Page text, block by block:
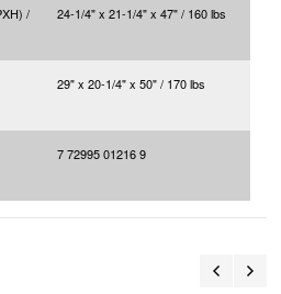
/
24-1/4" x 21-1/4" x 47" / 160 lbs
29" x 20-1/4" x 50" / 170 lbs
7 72995 01216 9